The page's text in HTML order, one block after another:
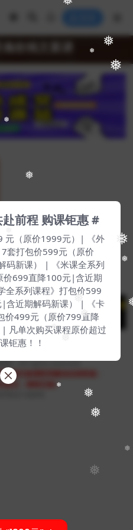
❅
❅
❅
❅
❅
❅
❅
❅
❅
❅
❅
❅
❅
❅
❅ ❅
❅
网- All rights reserved
资源互换请联系微信在线客服：
注：课程互换)
前程 购课钜惠 #
元（原价1999元）| 《外
套打包价599元（原价
码新课） | 《米课全系列
价699直降100元|含近期
全系列课程》打包价599
含近期解码新课） | 《卡
价499元（原价799直降
凡单次购买课程原价超过
钜惠！！